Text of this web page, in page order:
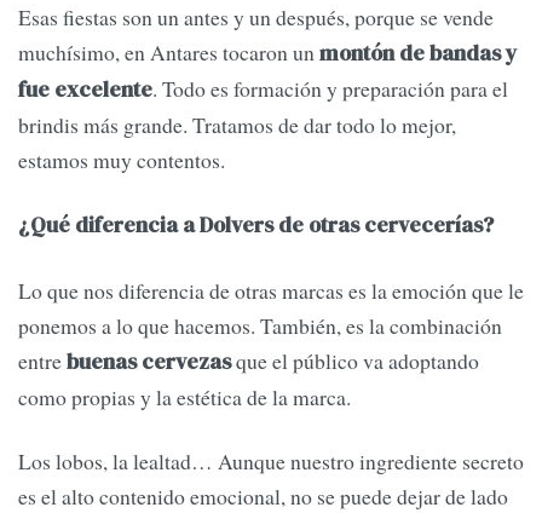
Esas fiestas son un antes y un después, porque se vende
muchísimo, en Antares tocaron unmontón de bandas y
fue excelente. Todo es formación y preparación para el
brindis más grande. Tratamos de dar todo lo mejor,
estamos muy contentos.
¿Qué diferencia a Dolvers de otras cervecerías?
Lo que nos diferencia de otras marcas es la emoción que le
ponemos a lo que hacemos. También, es la combinación
entrebuenas cervezasque el público va adoptando
como propias y la estética de la marca.
Los lobos, la lealtad… Aunque nuestro ingrediente secreto
es el alto contenido emocional, no se puede dejar de lado